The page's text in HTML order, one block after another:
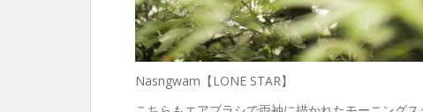
Nasngwam【LONE STAR】